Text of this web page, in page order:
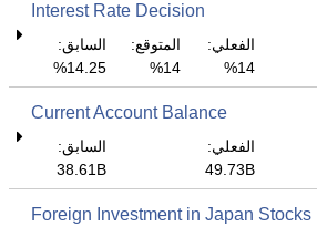
Interest Rate Decision
الفعلي:
14%
المتوقع:
14%
السابق:
14.25%
Current Account Balance
الفعلي:
49.73B
السابق:
38.61B
Foreign Investment in Japan Stocks